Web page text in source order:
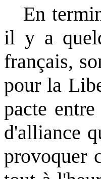
En
il y a
français,
pour la
pacte
d'alliance
provoquer